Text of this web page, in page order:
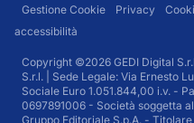
Gestione Cookie Privacy
accessibilità
Copyright ©2026 GEDI Digital
S.r.l. | Sede Legale: Via Ernesto
Sociale Euro 1.051.844,00 i.v. -
0697891006 - Società soggetta
Gruppo Editoriale S.p.A. -